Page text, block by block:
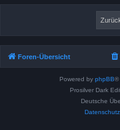
Foren-Übersicht
Powered by phpBB®
Prosilver Dark
Deutsche
Datenschutz